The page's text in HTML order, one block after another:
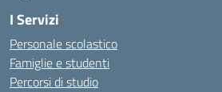
I Servizi
Personale scolastico
Famiglie e studenti
Percorsi di studio